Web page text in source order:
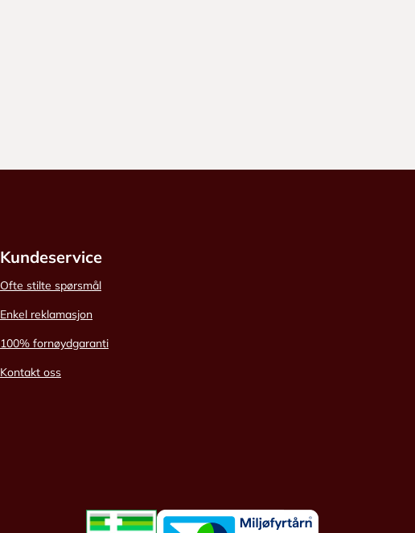
Kundeservice
Ofte stilte spørsmål
Enkel reklamasjon
100% fornøydgaranti
Kontakt oss